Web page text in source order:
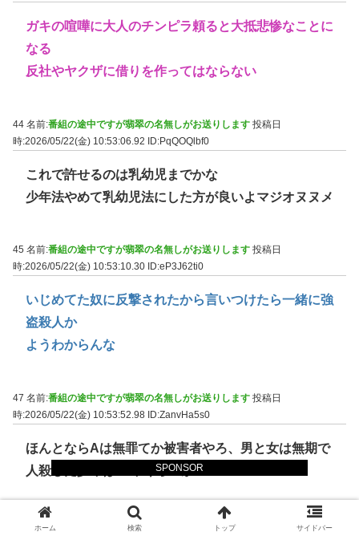
SPONSOR
ガキの喧嘩に大人のチンピラ頼ると大抵悲惨なことに
なる
反社やヤクザに借りを作ってはならない
44 名前:番組の途中ですが翡翠の名無しがお送りします 投稿日
時:2026/05/22(金) 10:53:06.92 ID:PqQOQlbf0
これで許せるのは乳幼児までかな
少年法やめて乳幼児法にした方が良いよマジオヌヌメ
45 名前:番組の途中ですが翡翠の名無しがお送りします 投稿日
時:2026/05/22(金) 10:53:10.30 ID:eP3J62ti0
いじめてた奴に反撃されたから言いつけたら一緒に強
盗殺人か
ようわからんな
47 名前:番組の途中ですが翡翠の名無しがお送りします 投稿日
時:2026/05/22(金) 10:53:52.98 ID:ZanvHa5s0
ほんとならAは無罪てか被害者やろ、男と女は無期で
人殺した少年は10年くらいか
54 名前: 番組の途中ですが翡翠の名無しがお送りします
ホーム 検索 トップ サイドバー